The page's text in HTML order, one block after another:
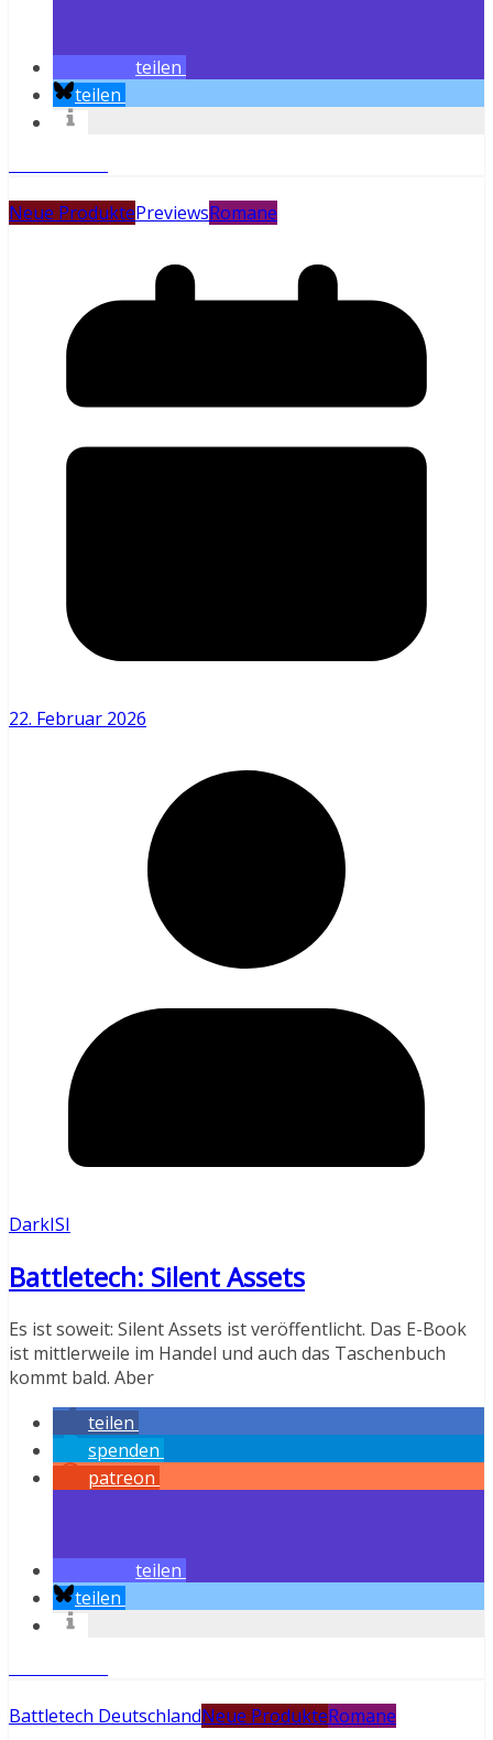
teilen
teilen
Neue ProduktePreviewsRomane
22. Februar 2026
DarkISI
Battletech: Silent Assets
Es ist soweit: Silent Assets ist veröffentlicht. Das E-Book
ist mittlerweile im Handel und auch das Taschenbuch
kommt bald. Aber
teilen
spenden
patreon
teilen
teilen
Battletech DeutschlandNeue ProdukteRomane